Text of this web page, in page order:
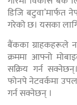
डिजि
गरेको छ। यसका
बैंकका ग्राहकहरूले
क्रममा आफ्नो
सक्रिय गर्न
फोनपे नेटवर्कमा
गर्न सक्नेछन् ।